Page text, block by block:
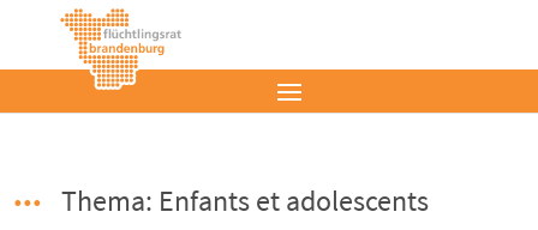
Thema: Enfants et adolescents